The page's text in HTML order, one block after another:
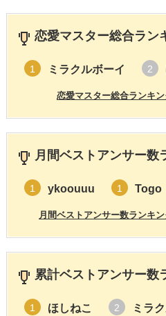
恋愛マスター総合ラン
1 ミラクルボーイ 2
恋愛マスター総合ランキ
月間ベストアンサー数
1 ykoouuu 1 Togo
月間ベストアンサー数ランキ
累計ベストアンサー数
1 ほしねこ 2 ミラ